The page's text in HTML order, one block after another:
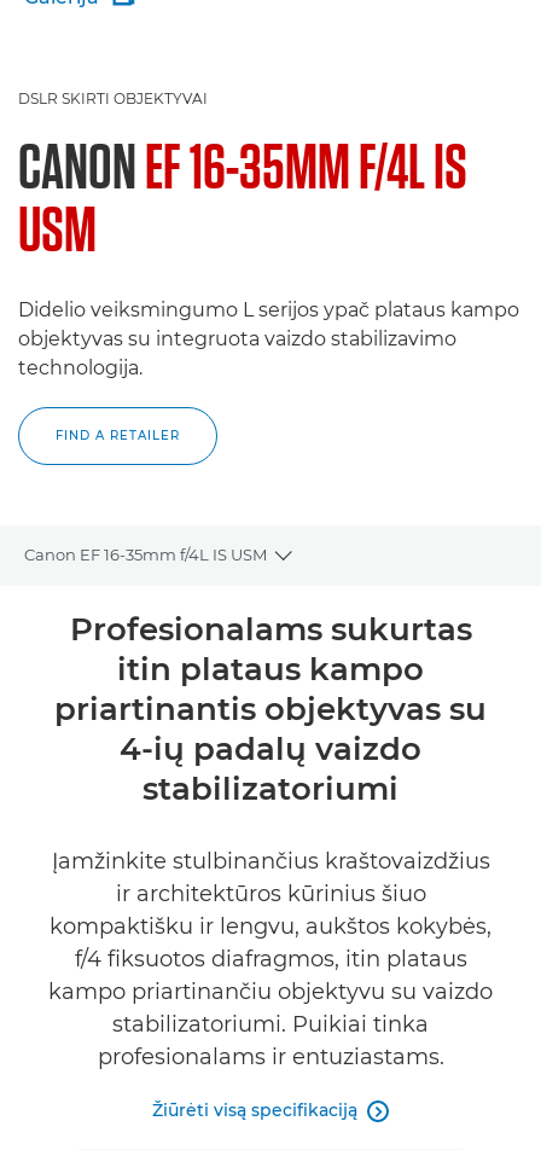
DSLR SKIRTI OBJEKTYVAI
CANONEF 16-35MM F/4L IS
USM
Didelio veiksmingumo L serijos ypač plataus kampo
objektyvas su integruota vaizdo stabilizavimo
technologija.
FIND A RETAILER
Canon EF 16-35mm f/4L IS USM
Toggle breadcrumbs
Bendrieji duomenys
Specifikacijos
Profesionalams sukurtas
itin plataus kampo
priartinantis objektyvas su
4-ių padalų vaizdo
stabilizatoriumi
Įamžinkite stulbinančius kraštovaizdžius
ir architektūros kūrinius šiuo
kompaktišku ir lengvu, aukštos kokybės,
f/4 fiksuotos diafragmos, itin plataus
kampo priartinančiu objektyvu su vaizdo
stabilizatoriumi. Puikiai tinka
profesionalams ir entuziastams.
Žiūrėti visą specifikaciją 